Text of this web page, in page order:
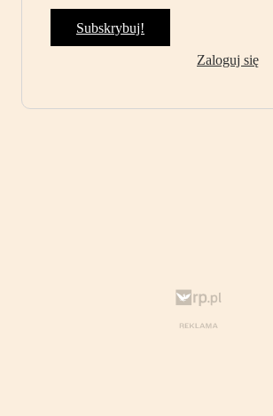
Subskrybuj!
Zaloguj się